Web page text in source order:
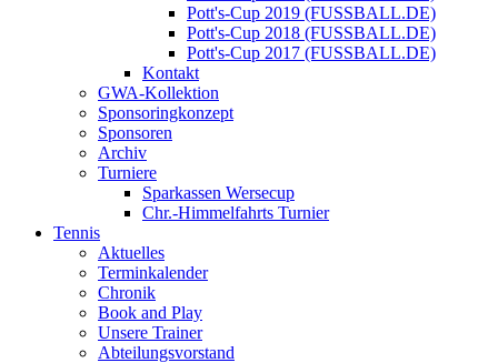
Pott's-Cup 2019 (FUSSBALL.DE)
Pott's-Cup 2018 (FUSSBALL.DE)
Pott's-Cup 2017 (FUSSBALL.DE)
Kontakt
GWA-Kollektion
Sponsoringkonzept
Sponsoren
Archiv
Turniere
Sparkassen Wersecup
Chr.-Himmelfahrts Turnier
Tennis
Aktuelles
Terminkalender
Chronik
Book and Play
Unsere Trainer
Abteilungsvorstand